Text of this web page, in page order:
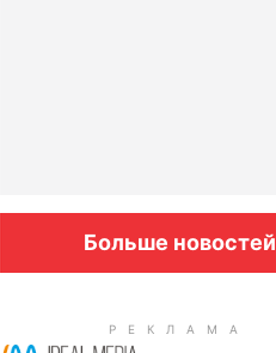
Больше новостей